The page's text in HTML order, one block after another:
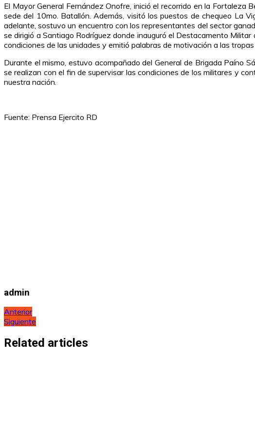
El Mayor General Fernández Onofre, inició el recorrido en la Fortaleza
sede del 10mo. Batallón. Además, visitó los puestos de chequeo La
adelante, sostuvo un encuentro con los representantes del sector
se dirigió a Santiago Rodríguez donde inauguró el Destacamento
condiciones de las unidades y emitió palabras de motivación a las
Durante el mismo, estuvo acompañado del General de Brigada Paíno
se realizan con el fin de supervisar las condiciones de los militares y
nuestra nación.
Fuente: Prensa Ejercito RD
admin
Navegación
de
entradas
Anterior
Siguiente
Related articles